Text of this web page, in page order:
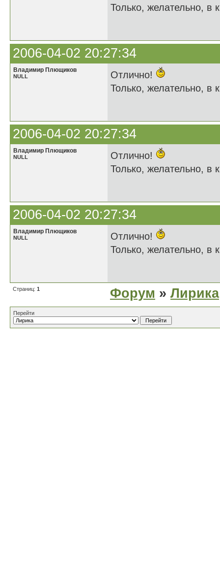
Только, желательно, в
2006-04-02 20:27:34
Владимир Плющиков
NULL
Отлично!
Только, желательно, в
2006-04-02 20:27:34
Владимир Плющиков
NULL
Отлично!
Только, желательно, в
2006-04-02 20:27:34
Владимир Плющиков
NULL
Отлично!
Только, желательно, в
Страниц: 1 Форум » Лирика
Перейти